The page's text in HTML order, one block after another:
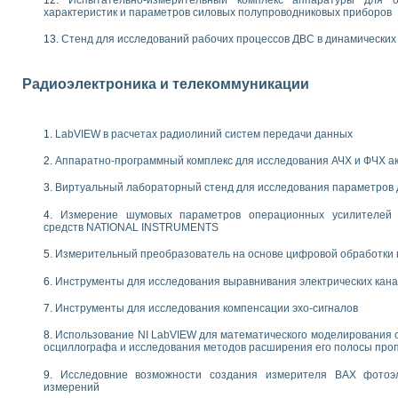
путем моделирования технологических процессов пищевых
и защиты ускорителя ЛУЭ-200
процессом цементирования нефтегазовых скважин
INSTRUMENTS при разработке автоматизированного комплекса
для исследова¬ния электрофизических свойств аморфного
переходных процессов при коротких замыканиях в узлах электрических
швов на базе технологий фирмы NATIONAL INSTRUMENTS
эффективности систем управления в интегрированных средах
стенда по измерению профиля зеркальной антенны и построению
нелинейных резистивных цепей
в процесе изучения специальных дисциплин в технических
дисциплине «Цифровые вычислительные устройства и микропроцессоры
теории коммутации
для создания лабораторного практикума по измерениям магнитных
характеристик и параметров силовых полупроводниковых приборов
Стенд для исследований рабочих процессов ДВС в
Радиоэлектроника и телекоммуникации
LabVIEW в расчетах радиолиний систем передачи данных
Аппаратно-программный комплекс для исследования АЧХ и ФЧХ
Виртуальный лабораторный стенд для исследования
Измерение шумовых параметров операционных
средств NATIONAL INSTRUMENTS
Измерительный преобразователь на основе цифровой обработки
Инструменты для исследования выравнивания электрических
Инструменты для исследования компенсации эхо-сигналов
Использование NI LabVIEW для математического моделирования
осциллографа и исследования методов расширения его полосы
Исследовние возможности создания измерителя ВАХ
измерений